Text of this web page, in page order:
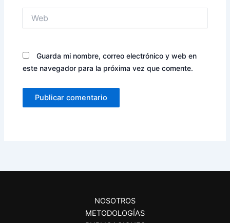
Guarda mi nombre, correo electrónico y web en
este navegador para la próxima vez que comente.
NOSOTROS
METODOLOGÍAS